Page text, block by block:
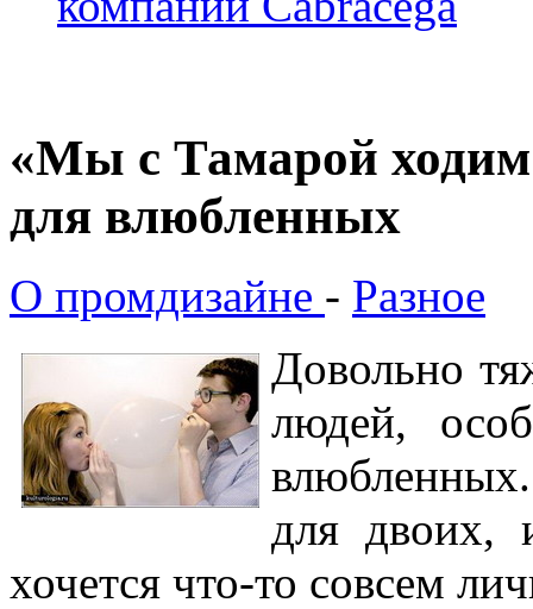
«Мы с Тамарой
для влюбленных
О промдизайне - Разное
Довольно
людей,
для двоих,
хочется что-то совсем